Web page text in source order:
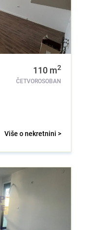
110 m2
ČETVOROSOBAN
Više o nekretnini >